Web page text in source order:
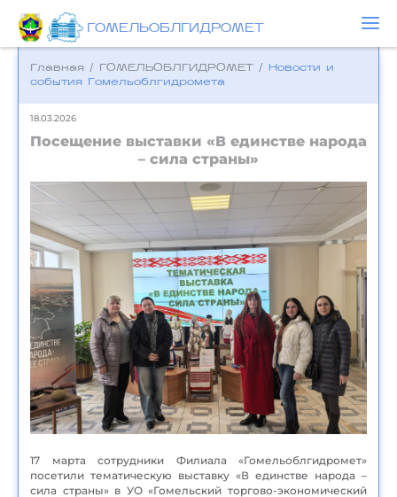
ГОМЕЛЬОБЛГИДРОМЕТ
Главная / ГОМЕЛЬОБЛГИДРОМЕТ /
Новости и
события Гомельоблгидромета
18.03.2026
Посещение выставки «В единстве народа
– сила страны»
17 марта сотрудники Филиала «Гомельоблгидромет»
посетили тематическую выставку «В единстве народа –
сила страны» в УО «Гомельский торгово-экономический